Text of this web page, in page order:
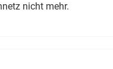
nicht mehr.